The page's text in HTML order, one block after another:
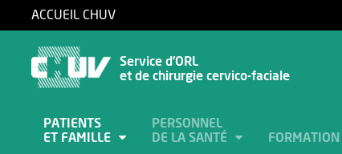
ACCUEIL CHUV
Service d’ORL
et de chirurgie cervico-faciale
PATIENTS
ET FAMILLE
PERSONNEL
DE LA SANTÉ
FORMATION